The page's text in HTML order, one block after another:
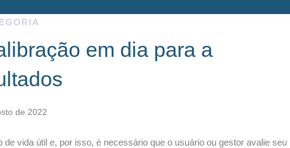
em dia para a
de 2022
vida útil e, por isso, é necessário que o usuário ou gestor avalie seu